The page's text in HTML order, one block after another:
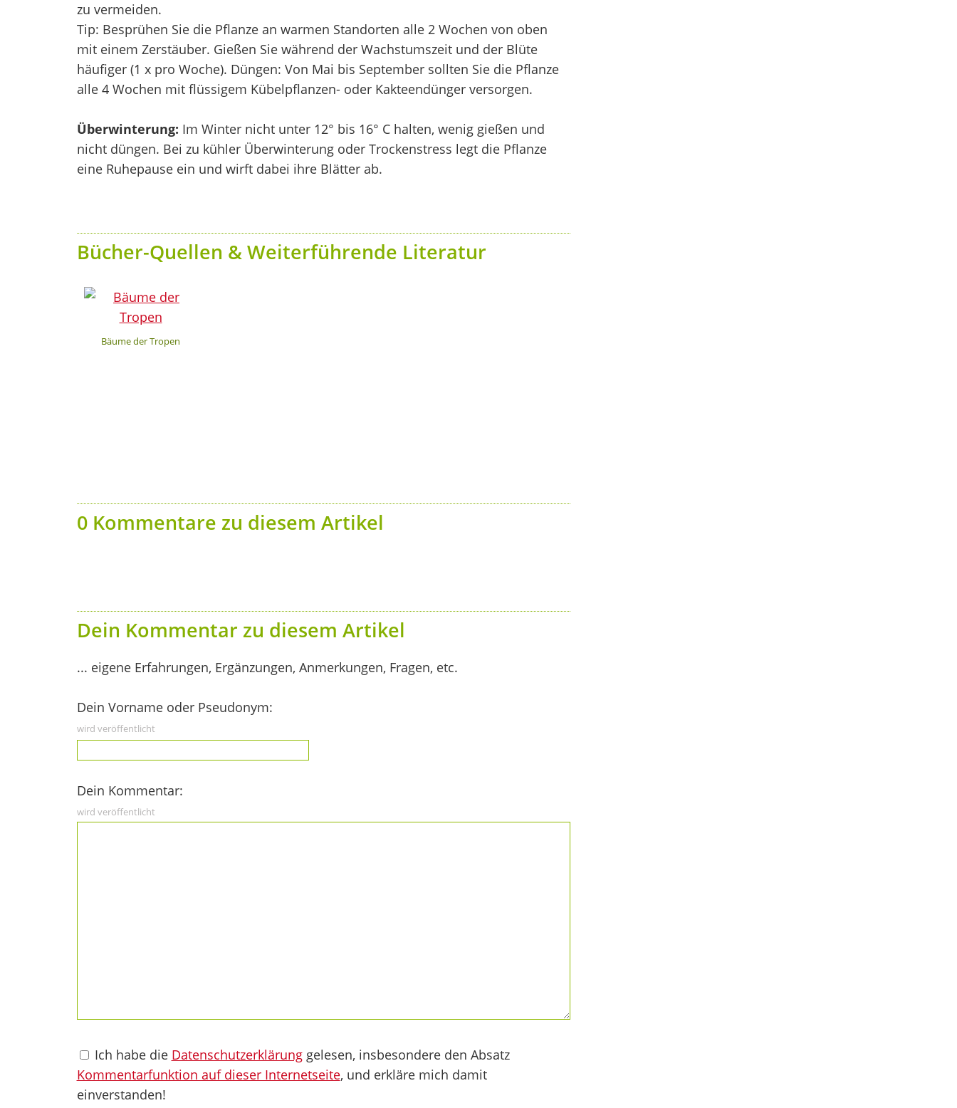
zu vermeiden.
Tip: Besprühen Sie die Pflanze an warmen Standorten alle 2 Wochen von oben
mit einem Zerstäuber. Gießen Sie während der Wachstumszeit und der Blüte
häufiger (1 x pro Woche). Düngen: Von Mai bis September sollten Sie die Pflanze
alle 4 Wochen mit flüssigem Kübelpflanzen- oder Kakteendünger versorgen.
Überwinterung: Im Winter nicht unter 12° bis 16° C halten, wenig gießen und
nicht düngen. Bei zu kühler Überwinterung oder Trockenstress legt die Pflanze
eine Ruhepause ein und wirft dabei ihre Blätter ab.
Bücher-Quellen & Weiterführende Literatur
Bäume der Tropen
0 Kommentare zu diesem Artikel
Dein Kommentar zu diesem Artikel
... eigene Erfahrungen, Ergänzungen, Anmerkungen, Fragen, etc.
Dein Vorname oder Pseudonym:
wird veröffentlicht
Dein Kommentar:
wird veröffentlicht
Ich habe die Datenschutzerklärunggelesen, insbesondere den Absatz
Kommentarfunktion auf dieser Internetseite, und erkläre mich damit
einverstanden!